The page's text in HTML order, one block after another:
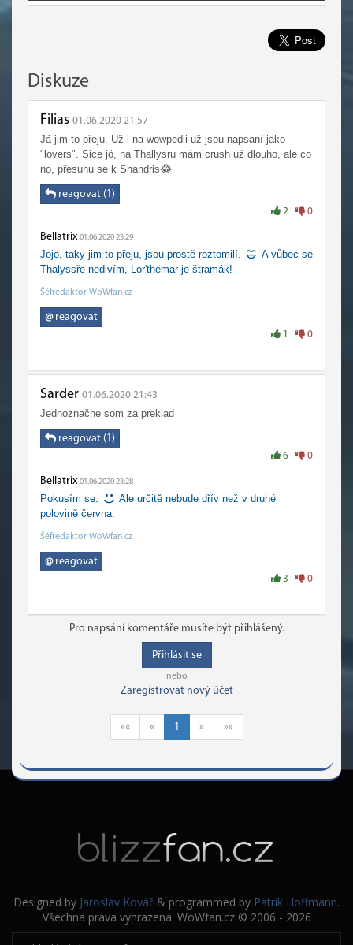
Diskuze
Filias 01.06.2020 21:57
Já jim to přeju. Už i na wowpedii už jsou napsaní jako
"lovers". Sice jó, na Thallysru mám crush už dlouho, ale co
no, přesunu se k Shandris😂
reagovat (1)
2 0
Bellatrix 01.06.2020 23:29
Jojo, taky jim to přeju, jsou prostě roztomilí.
A vůbec se
Thalyssře nedivím, Lor'themar je štramák!
Šéfredaktor WoWfan.cz
@reagovat
1 0
Sarder 01.06.2020 21:43
Jednoznačne som za preklad
reagovat (1)
6 0
Bellatrix 01.06.2020 23:28
Pokusím se.
Ale určitě nebude dřív než v druhé
polovině června.
Šéfredaktor WoWfan.cz
@reagovat
3 0
Pro napsání komentáře musíte být přihlášený.
Přihlásit se
nebo
Zaregistrovat nový účet
«« « 1 » »»
Designed by Jaroslav Kovář & programmed by Patrik Hoffmann.
Všechna práva vyhrazena. WoWfan.cz © 2006 - 2026